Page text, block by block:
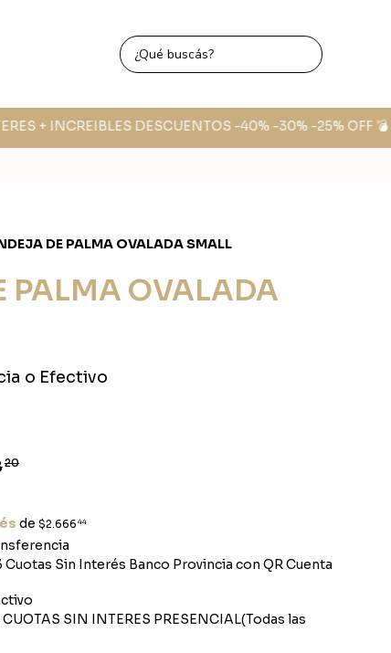
+ INCREIBLES DESCUENTOS -40% -30% -25% OFF 💣
DE PALMA OVALADA SMALL
PALMA OVALADA
o Efectivo
20
de $2.666 44
Cuotas Sin Interés Banco Provincia con QR Cuenta
SIN INTERES PRESENCIAL(Todas las